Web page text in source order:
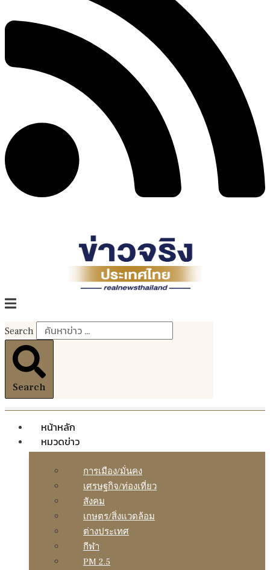
Search
Search
หน้าหลัก
หมวดข่าว
การเมือง/มั่นคง
เศรษฐกิจ/ท่องเที่ยว
สังคม
เกษตร/สิ่งแวดล้อม
ต่างประเทศ
กีฬา
PM 2.5